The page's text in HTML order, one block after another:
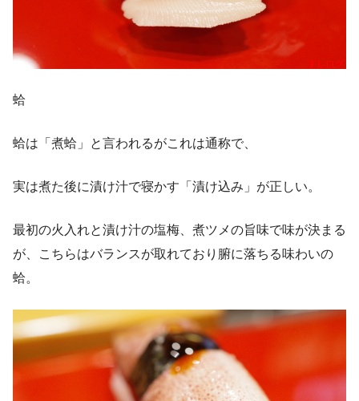
蛤
蛤は「煮蛤」と言われるがこれは通称で、
実は煮た後に漬け汁で寝かす「漬け込み」が正しい。
最初の火入れと漬け汁の塩梅、煮ツメの旨味で味が決まる
が、こちらはバランスが取れており腑に落ちる味わいの
蛤。